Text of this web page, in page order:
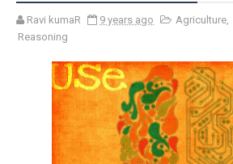
Ravi kumaR 9 years ago Agriculture,
Reasoning